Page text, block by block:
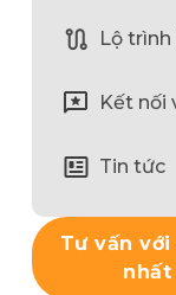
Lộ trình
Kết nối
Tin tức
Tư vấn
nhất